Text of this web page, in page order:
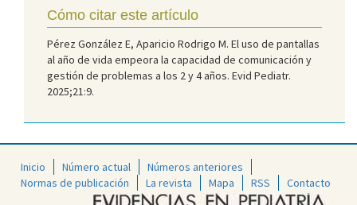
Cómo citar este artículo
Pérez González E, Aparicio Rodrigo M. El uso de pantallas
al año de vida empeora la capacidad de comunicación y
gestión de problemas a los 2 y 4 años. Evid Pediatr.
2025;21:9.
Inicio Número actual
Números anteriores
Normas de publicación
La revista Mapa RSS Contacto